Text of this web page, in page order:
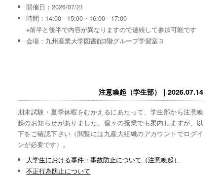
開催日：2026/07/21
時間：14:00 - 15:00・16:00 - 17:00
※前半と後半で内容が異なりますので連続して参加可能です
会場：九州産業大学図書館3階グループ学習室３
注意喚起（学生部）｜2026.07.14
期末試験・夏季休暇をむかえるにあたって、学生部から注意喚
起のお知らせがありました。個々の授業でも案内しますが、以
下をご確認下さい（閲覧には九産大組織のアカウントでログイ
ンが必要です）。
大学生における事件・事故防止について（注意喚起）
不正行為防止について